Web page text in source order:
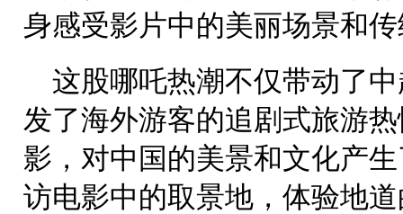
身感受影片中的美丽场景和
这股哪吒热潮不仅带动了
发了海外游客的追剧式旅游
影，对中国的美景和文化产
访电影中的取景地，体验地